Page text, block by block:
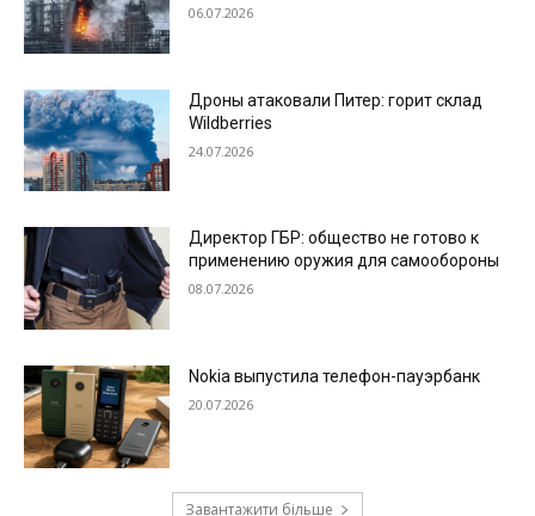
06.07.2026
Дроны атаковали Питер: горит склад
Wildberries
24.07.2026
Директор ГБР: общество не готово к
применению оружия для самообороны
08.07.2026
Nokia выпустила телефон-пауэрбанк
20.07.2026
Завантажити більше